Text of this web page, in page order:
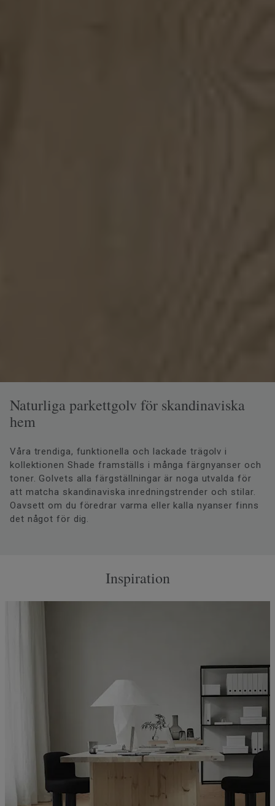
Naturliga parkettgolv för skandinaviska
hem
Våra trendiga, funktionella och lackade trägolv i
kollektionen Shade framställs i många färgnyanser och
toner. Golvets alla färgställningar är noga utvalda för
att matcha skandinaviska inredningstrender och stilar.
Oavsett om du föredrar varma eller kalla nyanser finns
det något för dig.
Inspiration